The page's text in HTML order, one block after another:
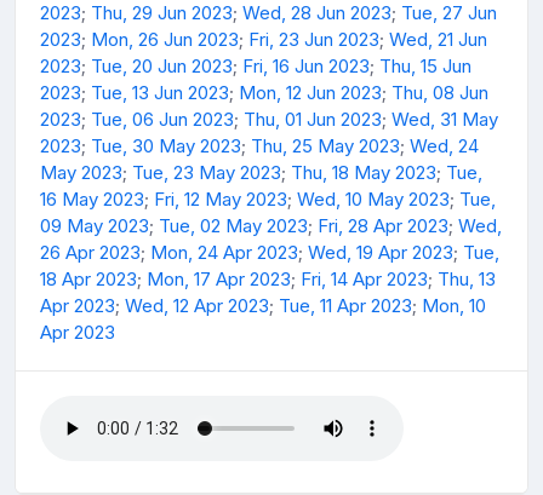
2023; Thu, 29 Jun 2023; Wed, 28 Jun 2023; Tue, 27 Jun
2023; Mon, 26 Jun 2023; Fri, 23 Jun 2023; Wed, 21 Jun
2023; Tue, 20 Jun 2023; Fri, 16 Jun 2023; Thu, 15 Jun
2023; Tue, 13 Jun 2023; Mon, 12 Jun 2023; Thu, 08 Jun
2023; Tue, 06 Jun 2023; Thu, 01 Jun 2023; Wed, 31 May
2023; Tue, 30 May 2023; Thu, 25 May 2023; Wed, 24
May 2023; Tue, 23 May 2023; Thu, 18 May 2023; Tue,
16 May 2023; Fri, 12 May 2023; Wed, 10 May 2023; Tue,
09 May 2023; Tue, 02 May 2023; Fri, 28 Apr 2023; Wed,
26 Apr 2023; Mon, 24 Apr 2023; Wed, 19 Apr 2023; Tue,
18 Apr 2023; Mon, 17 Apr 2023; Fri, 14 Apr 2023; Thu, 13
Apr 2023; Wed, 12 Apr 2023; Tue, 11 Apr 2023; Mon, 10
Apr 2023